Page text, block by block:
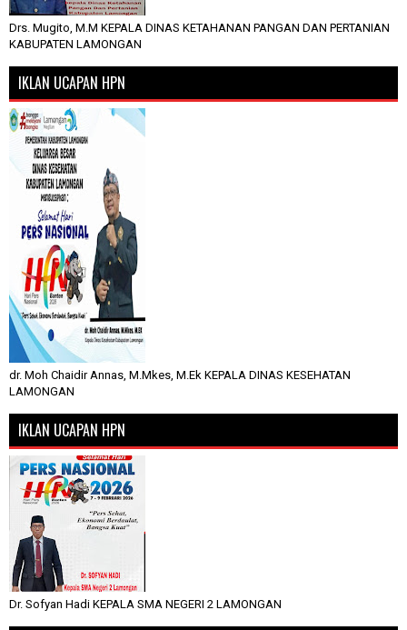
Drs. Mugito, M.M KEPALA DINAS KETAHANAN PANGAN DAN PERTANIAN
KABUPATEN LAMONGAN
IKLAN UCAPAN HPN
dr. Moh Chaidir Annas, M.Mkes, M.Ek KEPALA DINAS KESEHATAN
LAMONGAN
IKLAN UCAPAN HPN
Dr. Sofyan Hadi KEPALA SMA NEGERI 2 LAMONGAN